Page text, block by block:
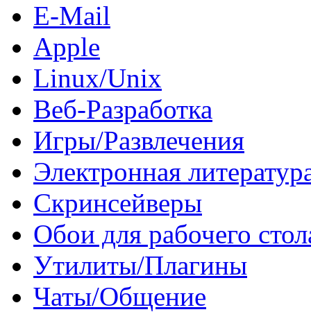
E-Mail
Apple
Linux/Unix
Веб-Разработка
Игры/Развлечения
Электронная
Скринсейверы
Обои для рабочего
Утилиты/Плагины
Чаты/Общение